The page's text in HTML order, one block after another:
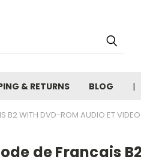
& RETURNS BLOG
B2 WITH DVD-ROM AUDIO ET VIDEO
de Francais